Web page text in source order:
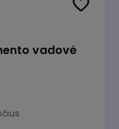
vadovė